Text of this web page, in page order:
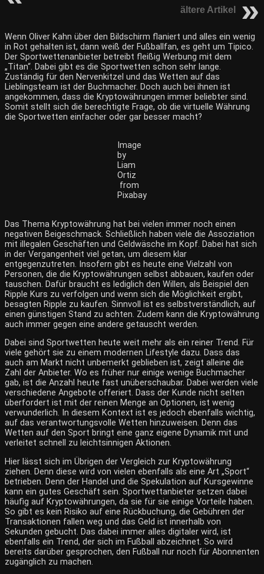
ältere Artikel
Wenn Oliver Kahn über den Bildschirm flaniert und alles ein wenig
in Rot gehalten ist, dann weiß der Fußballfan, es geht um Tipico.
Der Sportwettenanbieter betreibt fleißig Werbung mit dem
„Titan“. Dabei gibt es die Sportwetten schon sehr lange.
Zuständig für den Nervenkitzel und das Wetten auf das
Lieblingsteam ist der Buchmacher. Doch auch bei ihnen ist
angekommen, dass die Kryptowährungen immer beliebter sind.
Somit stellt sich die berechtigte Frage, ob die virtuelle Währung
die Sportwetten einfacher oder gar besser macht?
Image
by
Liam
Ortiz
from
Pixabay
Das Thema Kryptowährung hat bei vielen immer noch einen
negativen Beigeschmack. Schließlich haben viele die Assoziation
mit illegalen Geschäften und Geldwäsche im Kopf. Dabei hat sich
in der Vergangenheit viel getan, um diesem klar
entgegenzutreten. Insofern gibt es heute eine Vielzahl von
Personen, die die Kryptowährungen selbst abbauen, kaufen oder
tauschen. Dafür braucht es lediglich den Willen, als Beispiel den
Ripple Kurs zu verfolgen und wenn sich die Möglichkeit ergibt,
besagten Ripple zu kaufen. Sinnvoll ist es selbstverständlich, auf
einen günstigen Stand zu achten. Zudem kann die Kryptowährung
auch immer gegen eine andere getauscht werden.
Dabei sind Sportwetten heute weit mehr als ein reiner Trend. Für
viele gehört sie zu einem modernen Lifestyle dazu. Dass das
auch am Markt nicht unbemerkt geblieben ist, zeigt alleine die
Zahl der Anbieter. Wo es früher nur einige wenige Buchmacher
gab, ist die Anzahl heute fast unüberschaubar. Dabei werden viele
verschiedene Angebote offeriert. Dass der Kunde nicht selten
überfordert ist mit der reinen Menge an Optionen, ist wenig
verwunderlich. In diesem Kontext ist es jedoch ebenfalls wichtig,
auf das verantwortungsvolle Wetten hinzuweisen. Denn das
Wetten auf den Sport bringt eine ganz eigene Dynamik mit und
verleitet schnell zu leichtsinnigen Aktionen.
Hier lässt sich im Übrigen der Vergleich zur Kryptowährung
ziehen. Denn diese wird von vielen ebenfalls als eine Art „Sport“
betrieben. Denn der Handel und die Spekulation auf Kursgewinne
kann ein gutes Geschäft sein. Sportwettanbieter setzen dabei
häufig auf Kryptowährungen, da sie für sie einige Vorteile haben.
So gibt es kein Risiko auf eine Rückbuchung, die Gebühren der
Transaktionen fallen weg und das Geld ist innerhalb von
Sekunden gebucht. Das dabei immer alles digitaler wird, ist
ebenfalls ein Trend, der sich im Fußball abzeichnet. So wird
bereits darüber gesprochen, den Fußball nur noch für Abonnenten
zugänglich zu machen.